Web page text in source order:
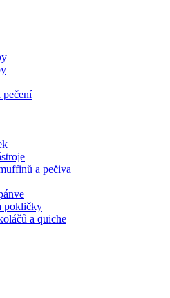
pečení
a pečiva
pokličky
a quiche